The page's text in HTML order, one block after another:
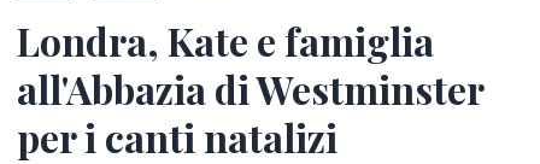
Londra, Kate e famiglia
all'Abbazia di Westminster
per i canti natalizi